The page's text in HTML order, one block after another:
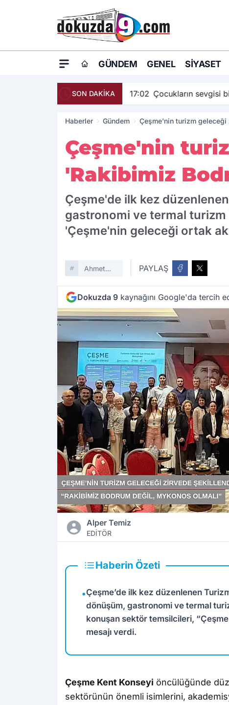
GÜNDEM GENEL SIYASET
SON DAKİKA 17:02 Çocukların sevgisi
Haberler Gündem Çeşme'nin turizm
Çeşme'nin
'Rakibimiz
Çeşme'de ilk kez
gastronomi ve termal turizm
'Çeşme'nin geleceği ortak
Ahmet
PAYLAŞ
Dokuzda 9 kaynağını Google'da tercih
Alper Temiz
EDİTÖR
Haberin Özeti
•Çeşme’de ilk kez düzenlenen
dönüşüm, gastronomi ve termal
konuşan sektör temsilcileri,
mesajı verdi.
Çeşme Kent Konseyi öncülüğünde
sektörünün önemli isimlerini,